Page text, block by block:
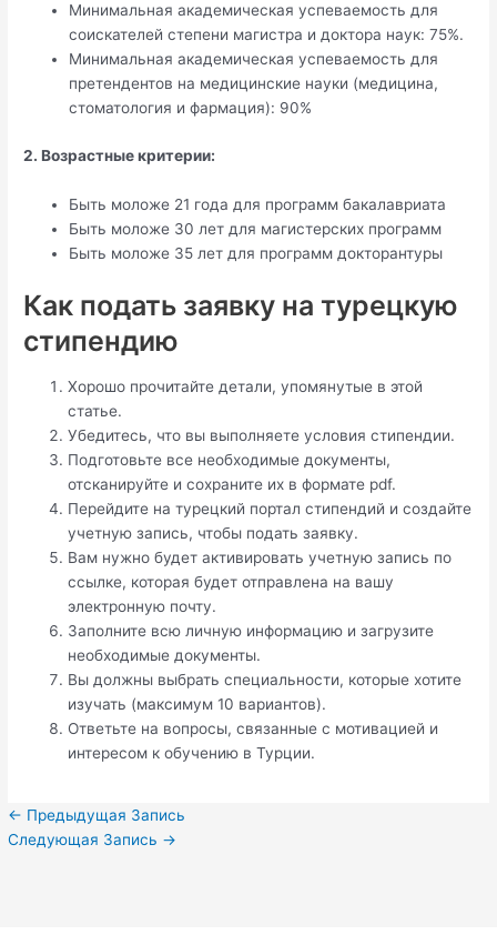
Минимальная академическая успеваемость для
соискателей степени магистра и доктора наук: 75%.
Минимальная академическая успеваемость для
претендентов на медицинские науки (медицина,
стоматология и фармация): 90%
2. Возрастные критерии:
Быть моложе 21 года для программ бакалавриата
Быть моложе 30 лет для магистерских программ
Быть моложе 35 лет для программ докторантуры
Как подать заявку на турецкую
стипендию
Хорошо прочитайте детали, упомянутые в этой
статье.
Убедитесь, что вы выполняете условия стипендии.
Подготовьте все необходимые документы,
отсканируйте и сохраните их в формате pdf.
Перейдите на турецкий портал стипендий и создайте
учетную запись, чтобы подать заявку.
Вам нужно будет активировать учетную запись по
ссылке, которая будет отправлена на вашу
электронную почту.
Заполните всю личную информацию и загрузите
необходимые документы.
Вы должны выбрать специальности, которые хотите
изучать (максимум 10 вариантов).
Ответьте на вопросы, связанные с мотивацией и
интересом к обучению в Турции.
← Предыдущая Запись
Следующая Запись →